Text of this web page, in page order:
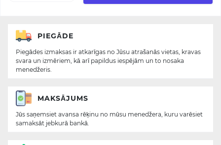
PIEGĀDE
Piegādes izmaksas ir atkarīgas no Jūsu atrašanās vietas, kravas
svara un izmēriem, kā arī papildus iespējām un to nosaka
menedžeris.
MAKSĀJUMS
Jūs saņemsiet avansa rēķinu no mūsu menedžera, kuru varēsiet
samaksāt jebkurā bankā.